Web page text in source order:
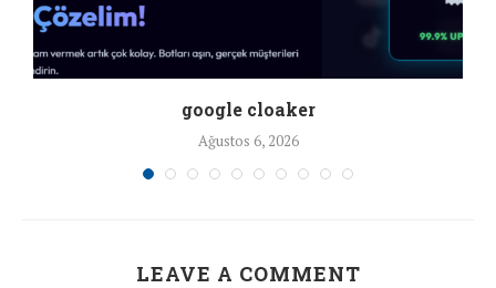
google cloaker
Ağustos 6, 2026
LEAVE A COMMENT